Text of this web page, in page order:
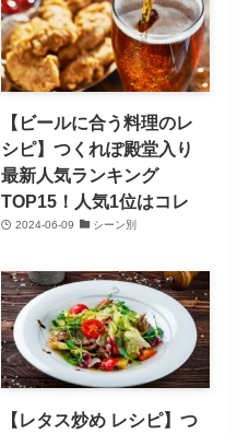
【ビールに合う料理のレ
シピ】つくれぽ殿堂入り
最新人気ランキング
TOP15！人気1位はコレ
2024-06-09 シーン別
【レタス炒め レシピ】つ